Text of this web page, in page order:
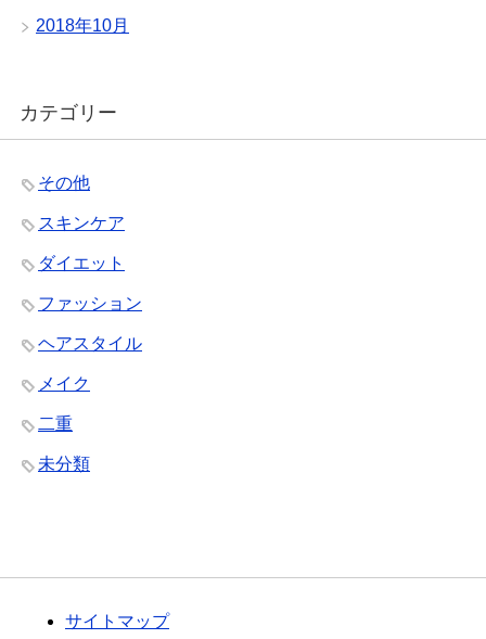
2018年10月
カテゴリー
その他
スキンケア
ダイエット
ファッション
ヘアスタイル
メイク
二重
未分類
サイトマップ